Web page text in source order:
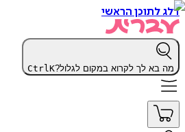
דלג לתוכן הראשי
מה בא לך לקרוא במקום לגלול? CtrlK